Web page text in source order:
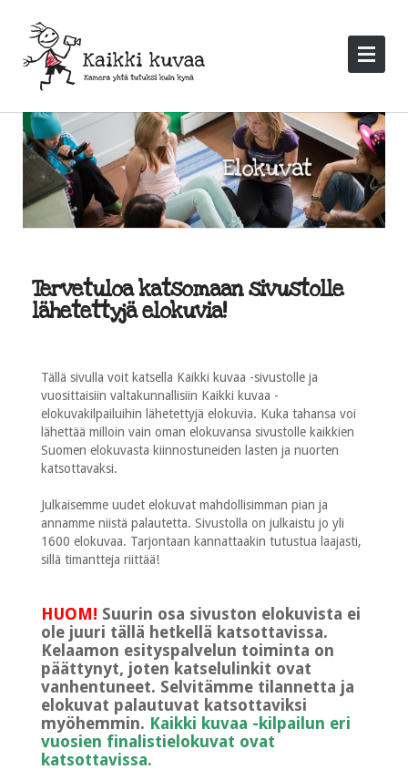
Tervetuloa katsomaan sivustolle
lähetettyjä elokuvia!
Tällä sivulla voit katsella Kaikki kuvaa -sivustolle ja
vuosittaisiin valtakunnallisiin Kaikki kuvaa -
elokuvakilpailuihin lähetettyjä elokuvia. Kuka tahansa voi
lähettää milloin vain oman elokuvansa sivustolle kaikkien
Suomen elokuvasta kiinnostuneiden lasten ja nuorten
katsottavaksi.
Julkaisemme uudet elokuvat mahdollisimman pian ja
annamme niistä palautetta. Sivustolla on julkaistu jo yli
1600 elokuvaa. Tarjontaan kannattaakin tutustua laajasti,
sillä timantteja riittää!
HUOM! Suurin osa sivuston elokuvista ei
ole juuri tällä hetkellä katsottavissa.
Kelaamon esityspalvelun toiminta on
päättynyt, joten katselulinkit ovat
vanhentuneet. Selvitämme tilannetta ja
elokuvat palautuvat katsottaviksi
myöhemmin. Kaikki kuvaa -kilpailun eri
vuosien finalistielokuvat ovat
katsottavissa.